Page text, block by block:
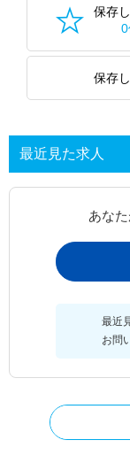
保存
保存
最近見た求人
あな
最近
お問